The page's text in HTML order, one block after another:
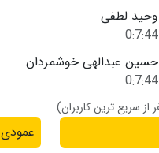
وحید لطفی
0:7:44
حسین عبدالهی خوشمردان
0:7:44
عمودی